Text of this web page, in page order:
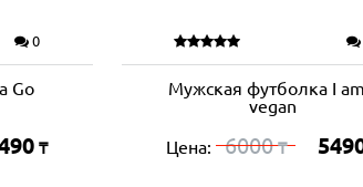
0
Go
₸
Мужская футболка I
vegan
Цена: 6000₸